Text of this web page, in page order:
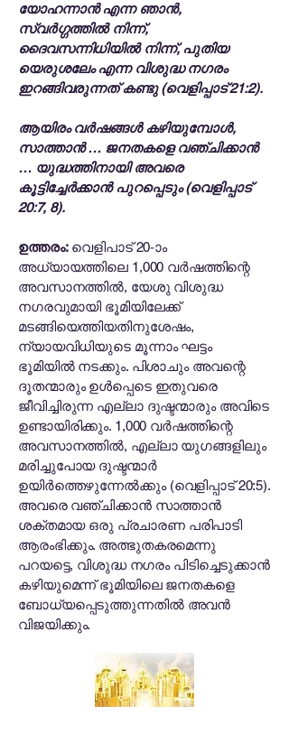
യോഹന്നാൻ എന്ന ഞാൻ,
സ്വർഗ്ഗത്തിൽ നിന്ന്,
ദൈവസന്നിധിയിൽ നിന്ന്, പുതിയ
യെരുശലേം എന്ന വിശുദ്ധ നഗരം
ഇറങ്ങിവരുന്നത് കണ്ടു (വെളിപ്പാട് 21:2).
ആയിരം വർഷങ്ങൾ കഴിയുമ്പോൾ,
സാത്താൻ … ജനതകളെ വഞ്ചിക്കാൻ
… യുദ്ധത്തിനായി അവരെ
കൂട്ടിച്ചേർക്കാൻ പുറപ്പെടും (വെളിപ്പാട്
20:7, 8).
ഉത്തരം:വെളിപാട് 20-ാം
അധ്യായത്തിലെ 1,000 വർഷത്തിന്റെ
അവസാനത്തിൽ, യേശു വിശുദ്ധ
നഗരവുമായി ഭൂമിയിലേക്ക്
മടങ്ങിയെത്തിയതിനുശേഷം,
ന്യായവിധിയുടെ മൂന്നാം ഘട്ടം
ഭൂമിയിൽ നടക്കും. പിശാചും അവന്റെ
ദൂതന്മാരും ഉൾപ്പെടെ ഇതുവരെ
ജീവിച്ചിരുന്ന എല്ലാ ദുഷ്ടന്മാരും അവിടെ
ഉണ്ടായിരിക്കും. 1,000 വർഷത്തിന്റെ
അവസാനത്തിൽ, എല്ലാ യുഗങ്ങളിലും
മരിച്ചുപോയ ദുഷ്ടന്മാർ
ഉയിർത്തെഴുന്നേൽക്കും (വെളിപ്പാട് 20:5).
അവരെ വഞ്ചിക്കാൻ സാത്താൻ
ശക്തമായ ഒരു പ്രചാരണ പരിപാടി
ആരംഭിക്കും. അത്ഭുതകരമെന്നു
പറയട്ടെ, വിശുദ്ധ നഗരം പിടിച്ചെടുക്കാൻ
കഴിയുമെന്ന് ഭൂമിയിലെ ജനതകളെ
ബോധ്യപ്പെടുത്തുന്നതിൽ അവൻ
വിജയിക്കും.